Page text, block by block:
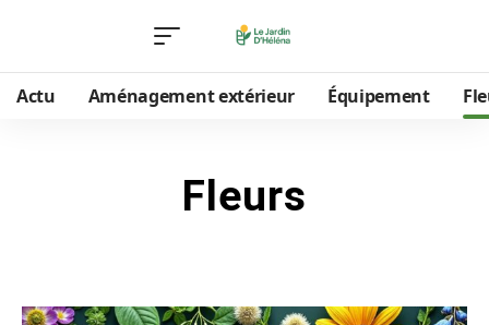
Actu Aménagement extérieur Équipement
Fleurs